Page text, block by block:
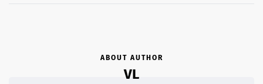
ABOUT AUTHOR
VL